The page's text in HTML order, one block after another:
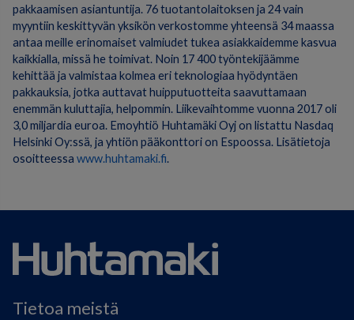
pakkaamisen asiantuntija. 76 tuotantolaitoksen ja 24 vain
myyntiin keskittyvän yksikön verkostomme yhteensä 34 maassa
antaa meille erinomaiset valmiudet tukea asiakkaidemme kasvua
kaikkialla, missä he toimivat. Noin 17 400 työntekijäämme
kehittää ja valmistaa kolmea eri teknologiaa hyödyntäen
pakkauksia, jotka auttavat huipputuotteita saavuttamaan
enemmän kuluttajia, helpommin. Liikevaihtomme vuonna 2017 oli
3,0 miljardia euroa. Emoyhtiö Huhtamäki Oyj on listattu Nasdaq
Helsinki Oy:ssä, ja yhtiön pääkonttori on Espoossa. Lisätietoja
osoitteessa www.huhtamaki.fi.
Tietoa meistä